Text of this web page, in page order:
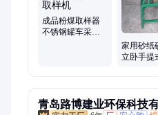
成品粉煤取样器
不锈钢罐车采样
家用砂纸
立卧手提
青岛路博建业环保科技